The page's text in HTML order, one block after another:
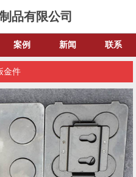
品有限公司
案例 新闻 联系
金件